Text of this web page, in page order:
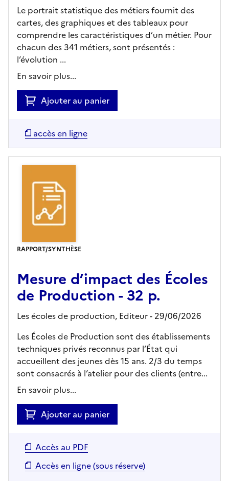
Le portrait statistique des métiers fournit des
cartes, des graphiques et des tableaux pour
comprendre les caractéristiques d’un métier. Pour
chacun des 341 métiers, sont présentés :
l’évolution ...
En savoir plus...
Ajouter au panier
accès en ligne
RAPPORT/SYNTHÈSE
Mesure d’impact des Écoles
de Production - 32 p.
Les écoles de production, Editeur- 29/06/2026
Les Écoles de Production sont des établissements
techniques privés reconnus par l’État qui
accueillent des jeunes dès 15 ans. 2/3 du temps
sont consacrés à l’atelier pour des clients (entre...
En savoir plus...
Ajouter au panier
Accès au PDF
Accès en ligne (sous réserve)